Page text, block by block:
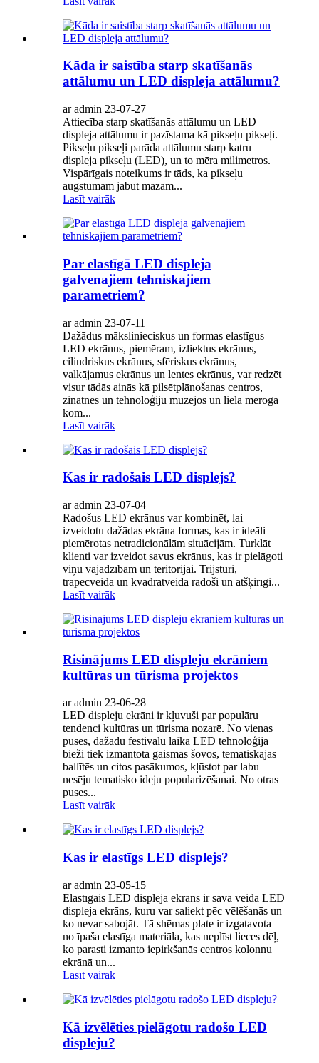
Kāda ir saistība starp skatīšanās
attālumu un LED displeja attālumu?
ar admin 23-07-27
Attiecība starp skatīšanās attālumu un LED
displeja attālumu ir pazīstama kā pikseļu pikseļi.
Pikseļu pikseļi parāda attālumu starp katru
displeja pikseļu (LED), un to mēra milimetros.
Vispārīgais noteikums ir tāds, ka pikseļu
augstumam jābūt mazam...
Lasīt vairāk
Par elastīgā LED displeja
galvenajiem tehniskajiem
parametriem?
ar admin 23-07-11
Dažādus mākslinieciskus un formas elastīgus
LED ekrānus, piemēram, izliektus ekrānus,
cilindriskus ekrānus, sfēriskus ekrānus,
valkājamus ekrānus un lentes ekrānus, var redzēt
visur tādās ainās kā pilsētplānošanas centros,
zinātnes un tehnoloģiju muzejos un liela mēroga
kom...
Lasīt vairāk
Kas ir radošais LED displejs?
ar admin 23-07-04
Radošus LED ekrānus var kombinēt, lai
izveidotu dažādas ekrāna formas, kas ir ideāli
piemērotas netradicionālām situācijām. Turklāt
klienti var izveidot savus ekrānus, kas ir pielāgoti
viņu vajadzībām un teritorijai. Trijstūri,
trapecveida un kvadrātveida radoši un atšķirīgi...
Lasīt vairāk
Risinājums LED displeju ekrāniem
kultūras un tūrisma projektos
ar admin 23-06-28
LED displeju ekrāni ir kļuvuši par populāru
tendenci kultūras un tūrisma nozarē. No vienas
puses, dažādu festivālu laikā LED tehnoloģija
bieži tiek izmantota gaismas šovos, tematiskajās
ballītēs un citos pasākumos, kļūstot par labu
nesēju tematisko ideju popularizēšanai. No otras
puses...
Lasīt vairāk
Kas ir elastīgs LED displejs?
ar admin 23-05-15
Elastīgais LED displeja ekrāns ir sava veida LED
displeja ekrāns, kuru var saliekt pēc vēlēšanās un
ko nevar sabojāt. Tā shēmas plate ir izgatavota
no īpaša elastīga materiāla, kas neplīst lieces dēļ,
ko parasti izmanto iepirkšanās centros kolonnu
ekrānā un...
Lasīt vairāk
Kā izvēlēties pielāgotu radošo LED
displeju?